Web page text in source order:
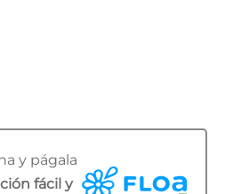
y págala
fácil y